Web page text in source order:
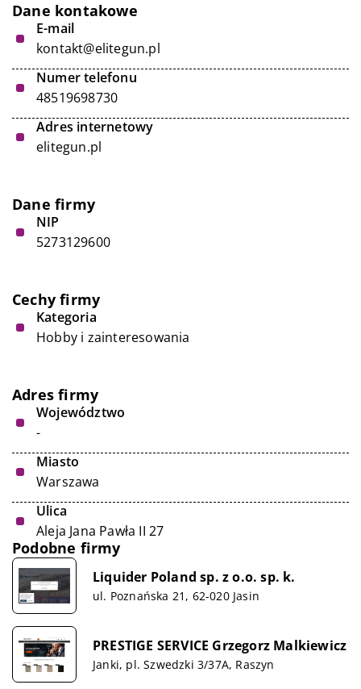
Dane kontakowe
E-mail
kontakt@elitegun.pl
Numer telefonu
48519698730
Adres internetowy
elitegun.pl
Dane firmy
NIP
5273129600
Cechy firmy
Kategoria
Hobby i zainteresowania
Adres firmy
Województwo
-
Miasto
Warszawa
Ulica
Aleja Jana Pawła II 27
Podobne firmy
Liquider Poland sp. z o.o. sp. k.
ul. Poznańska 21, 62-020 Jasin
PRESTIGE SERVICE Grzegorz Malkiewicz
Janki, pl. Szwedzki 3/37A, Raszyn